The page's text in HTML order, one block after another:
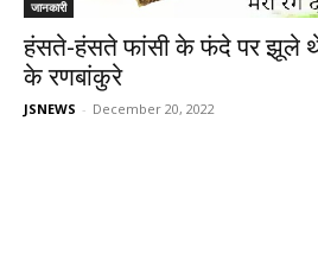
जानकारी
हंसते-हंसते फांसी के फंदे पर झूले थे
के रणबांकुरे
JSNEWS - December 20, 2022